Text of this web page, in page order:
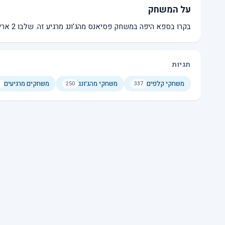
על המשחק
בקרו בספא היפה במשחק פסיאנס מהג'ונג מרגיע זה. שלבו 2 אריחים חופשיים זהים כדי להסיר אותם. אריחים חופשיים מודגשים.
תגיות
משחקי קלפים 337 משחקי מהג׳ונג 250 משחקים מרגיעים